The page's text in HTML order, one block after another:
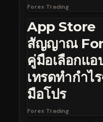
Forex Trading
App Store
สัญญาณ
คู่มือเลือกแอ
เทรดทำกำไ
มือโปร
Forex Trading